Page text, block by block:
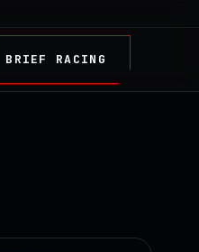
BRIEF RACING